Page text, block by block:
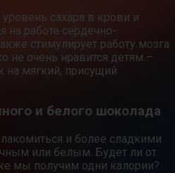
сахара в крови и
на работе сердечно-
стимулирует работу мозга
не очень нравится детям –
на мягкий, присущий
и белого шоколада
и более сладкими
или белым. Будет ли от
мы получим одни калории?